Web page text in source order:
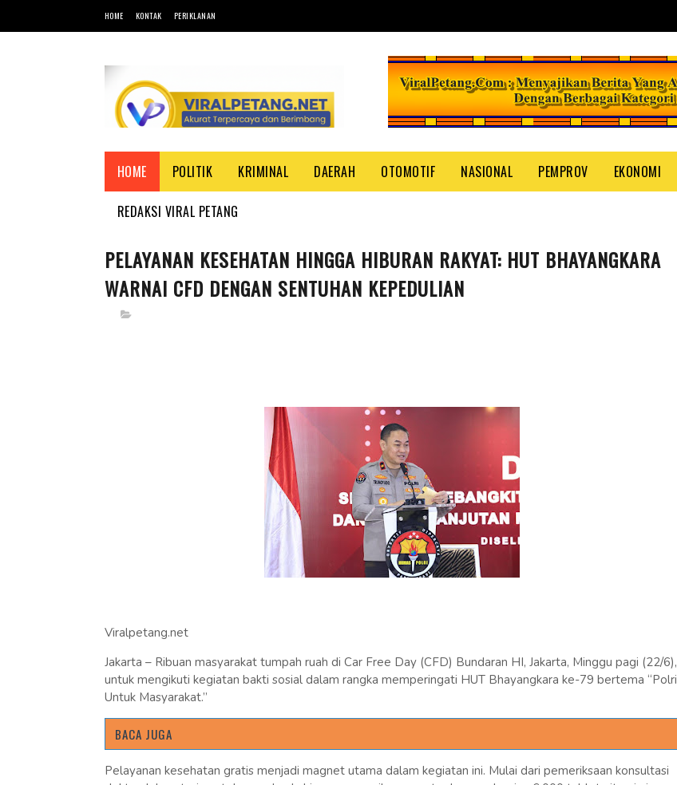
HOME KONTAK PERIKLANAN
HOME POLITIK KRIMINAL DAERAH OTOMOTIF NASIONAL PEMPROV EKONOMI
REDAKSI VIRAL PETANG
PELAYANAN KESEHATAN HINGGA HIBURAN RAKYAT: HUT BHAYANGKARA
WARNAI CFD DENGAN SENTUHAN KEPEDULIAN
Viralpetang.net
Jakarta – Ribuan masyarakat tumpah ruah di Car Free Day (CFD) Bundaran HI, Jakarta, Minggu pagi (22/6),
untuk mengikuti kegiatan bakti sosial dalam rangka memperingati HUT Bhayangkara ke-79 bertema “Polri
Untuk Masyarakat.”
BACA JUGA
Pelayanan kesehatan gratis menjadi magnet utama dalam kegiatan ini. Mulai dari pemeriksaan konsultasi